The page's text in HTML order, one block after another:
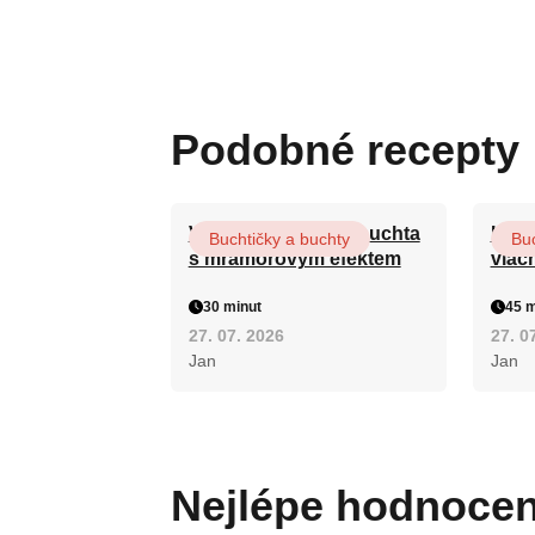
Podobné recepty
Vláčná olejová litá buchta
s mramorovým efektem
Buchtičky a buchty
30 minut
27. 07. 2026
Jan
45
27.
Jan
Nejlépe